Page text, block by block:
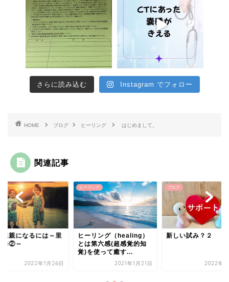
さらに読み込む Instagram でフォロー
HOME ブログ ヒーリング はじめまして。
関連記事
里親になるには～里
修②～
2022年1月26日
ヒーリング
ヒーリング（healing）
とは第六感(超感覚的知
覚)を使って癒す...
2021年1月21日
ブログ
新しい試み？２
2022年8